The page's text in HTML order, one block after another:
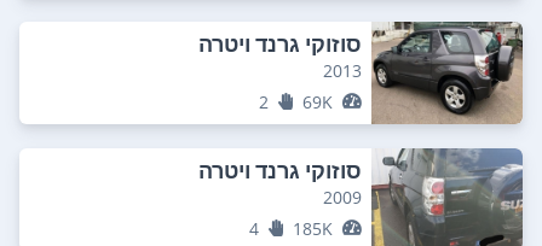
סוזוקי גרנד ויטרה
2013
69K
2
סוזוקי גרנד ויטרה
2009
185K
4